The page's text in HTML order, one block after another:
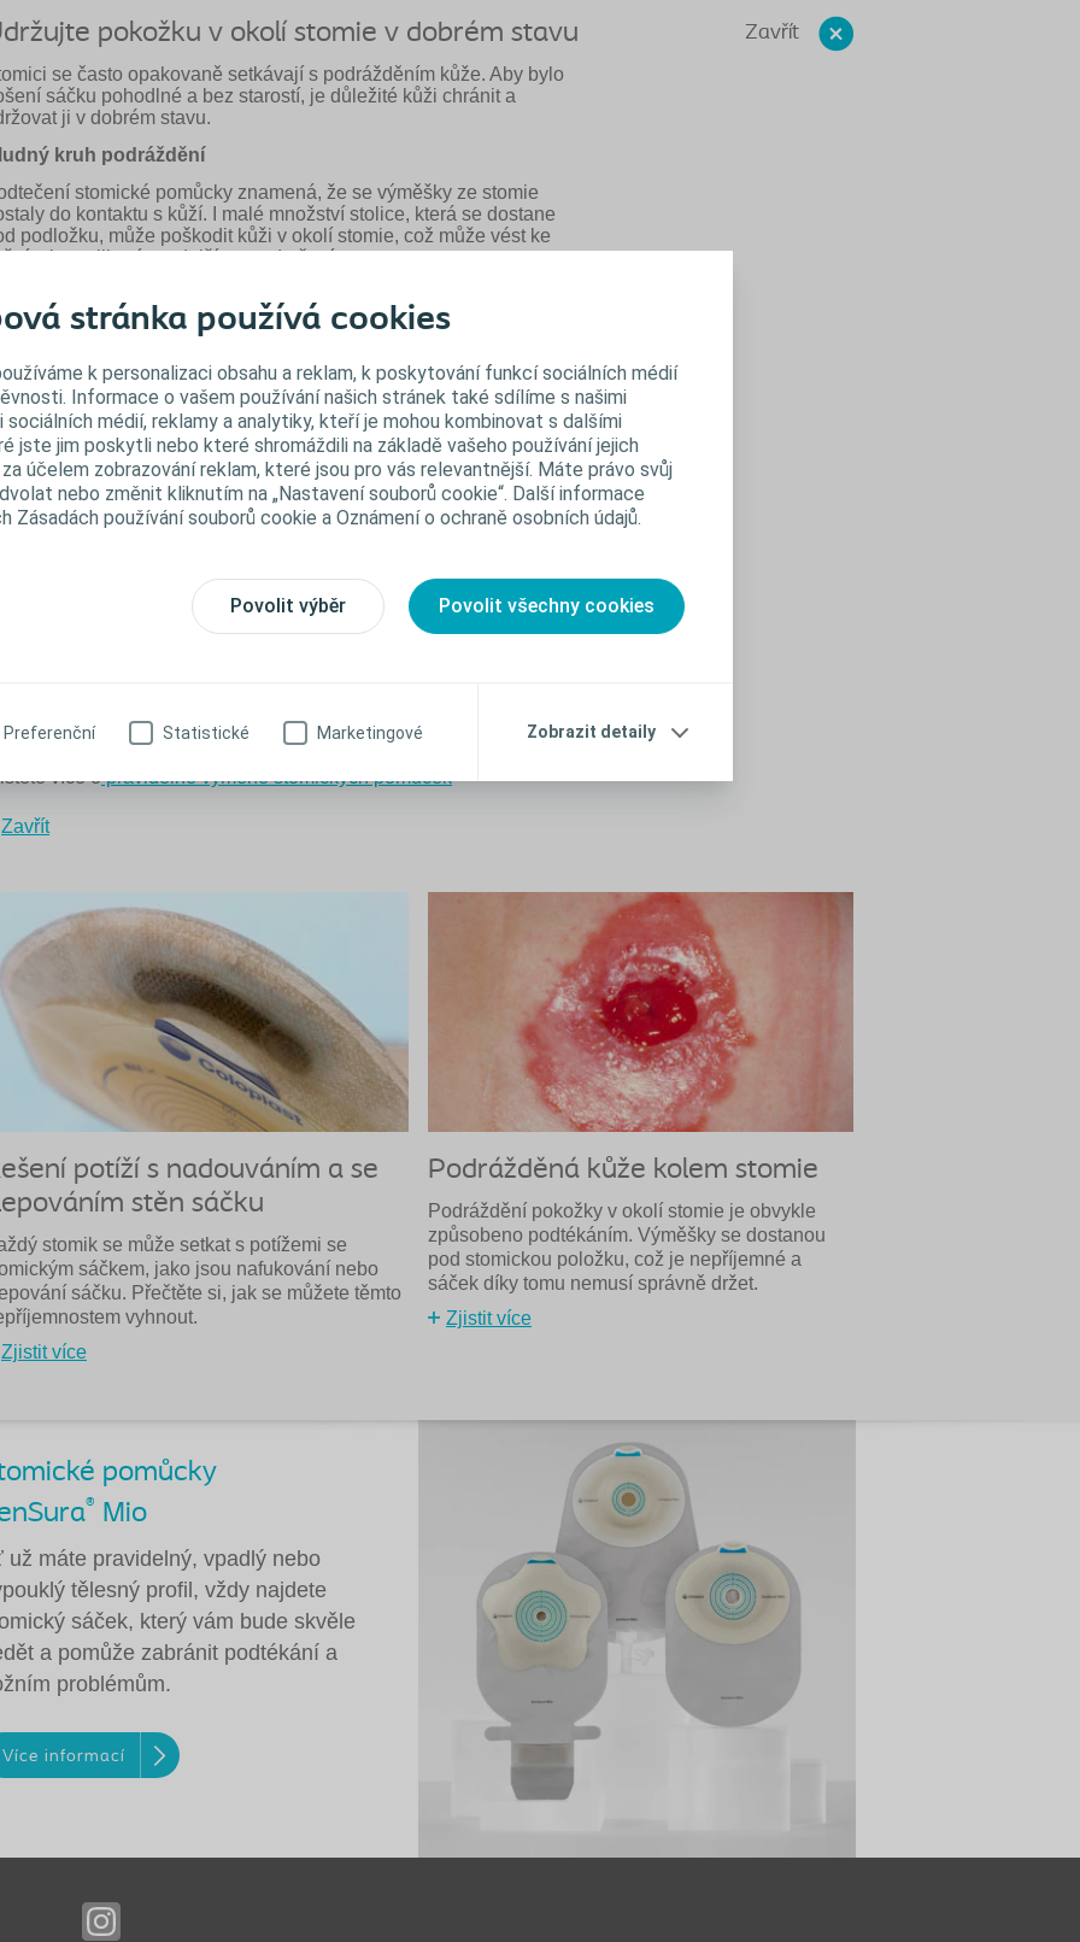
stránka používá cookies
k personalizaci obsahu a reklam, k poskytování funkcí sociálních médií
Informace o vašem používání našich stránek také sdílíme s našimi
médií, reklamy a analytiky, kteří je mohou kombinovat s dalšími
jste jim poskytli nebo které shromáždili na základě vašeho používání jejich
účelem zobrazování reklam, které jsou pro vás relevantnější. Máte právo svůj
nebo změnit kliknutím na „Nastavení souborů cookie“. Další informace
Zásadách používání souborů cookie a Oznámení o ochraně osobních údajů.
Povolit výběr Povolit všechny cookies
Preferenční Statistické Marketingové Zobrazit detaily
Zavřít
pokožku v okolí stomie v dobrém stavu
se často opakovaně setkávají s podrážděním kůže. Aby bylo
sáčku pohodlné a bez starostí, je důležité kůži chránit a
ji v dobrém stavu.
kruh podráždění
stomické pomůcky znamená, že se výměšky ze stomie
do kontaktu s kůží. I malé množství stolice, která se dostane
podložku, může poškodit kůži v okolí stomie, což může vést ke
komplikacím a dalšímu podtečení.
podrážděnější – a tomu je nutné zamezit.
Před nalepením stomické pomůckyse ujistěte, že je kůže čistá a
zcela suchá.
Vystřihněte otvor v podložce tak, aby přesně odpovídal průměru
stomiePo operaci je normální, že se tvar vašeho těla mění. Je
důležité, abyste si pravidelně měřili velikost stomie a
nespoléhali se na rozměr, který jste naměřili před několika dny
nebo týdny. K měření velikosti stomie použijte šablonu, kterou
Jakmile je pomůcka nalepena, mírně přitlačte prstem a aspoň 30
sekund lepicí materiál uhlazujte.
svůj tělesný profil>
více opravidelné výměně stomických pomůcek>
Zavřít
potíží s nadouváním a se
stěn sáčku
stomik se může setkat s potížemi se
sáčkem, jako jsou nafukování nebo
sáčku. Přečtěte si, jak se můžete těmto
vyhnout.
Zjistit více
Podrážděná kůže kolem stomie
Podráždění pokožky v okolí stomie je obvykle
způsobeno podtékáním. Výměšky se dostanou
pod stomickou položku, což je nepříjemné a
sáček díky tomu nemusí správně držet.
Zjistit více
pomůcky
® Mio
už máte pravidelný, vpadlý nebo
tělesný profil, vždy najdete
sáček, který vám bude skvěle
a pomůže zabránit podtékání a
problémům.
Více informací